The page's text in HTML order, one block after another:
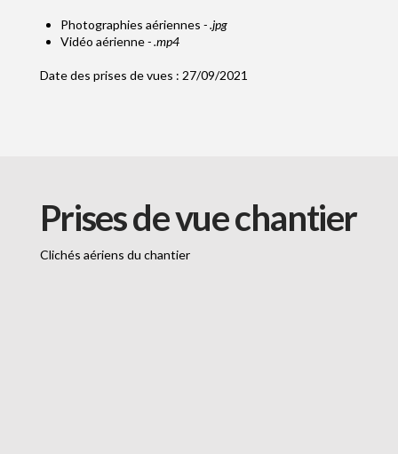
Photographies aériennes - .jpg
Vidéo aérienne- .mp4
Date des prises de vues : 27/09/2021
Prises de vue chantier
Clichés aériens du chantier